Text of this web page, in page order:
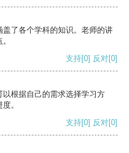
了各个学科的知识。老师的讲
支持[0] 反对[0]
根据自己的需求选择学习方
。
支持[0] 反对[0]